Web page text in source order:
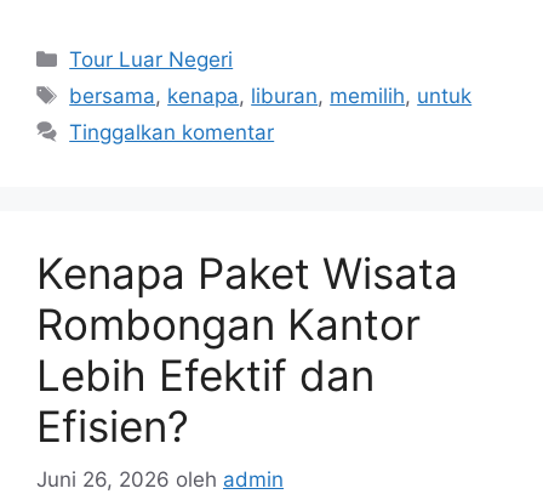
Kategori
Tour Luar Negeri
Tag
bersama, kenapa, liburan, memilih, untuk
Tinggalkan komentar
Kenapa Paket Wisata
Rombongan Kantor
Lebih Efektif dan
Efisien?
Juni 26, 2026 oleh admin